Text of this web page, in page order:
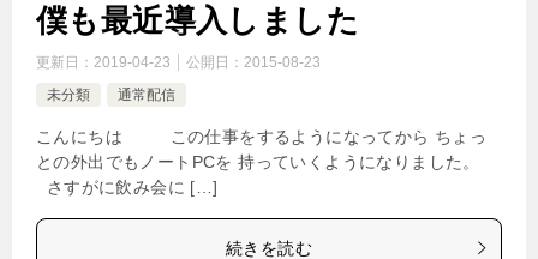
僕も最近導入しました
更新日： 2019-04-23 公開日： 2015-08-23
未分類
通常配信
こんにちは この仕事をするようになってから ちょっ
との外出でもノートPCを 持っていくようになりました。
さすがに飲み会に […]
続きを読む